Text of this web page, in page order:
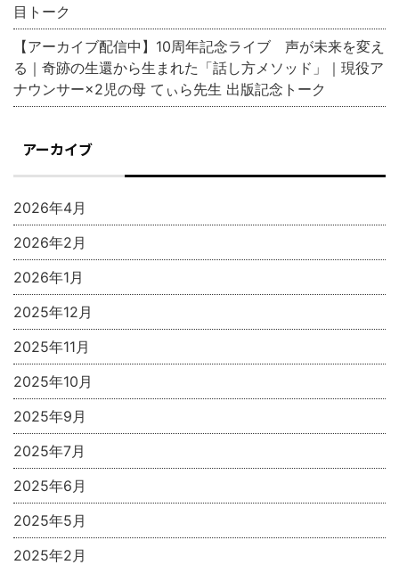
目トーク
【アーカイブ配信中】10周年記念ライブ 声が未来を変え
る｜奇跡の生還から生まれた「話し方メソッド」｜現役ア
ナウンサー×2児の母 てぃら先生 出版記念トーク
アーカイブ
2026年4月
2026年2月
2026年1月
2025年12月
2025年11月
2025年10月
2025年9月
2025年7月
2025年6月
2025年5月
2025年2月